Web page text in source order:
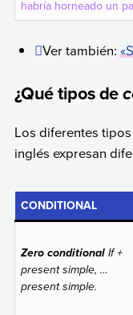
habría horneado un
Ver también:«
¿Qué tipos de
Los diferentes
inglés expresan
CONDITIONAL
Zero conditional If +
present simple, …
present simple.